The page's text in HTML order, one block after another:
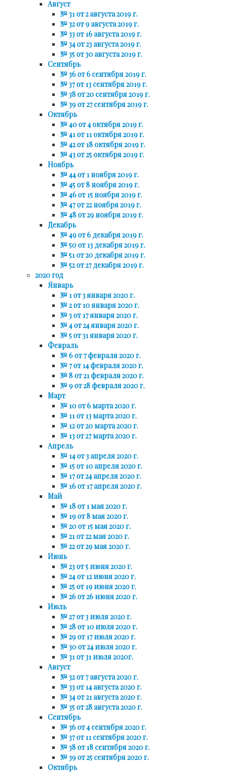
Август
№ 31 от 2 августа 2019 г.
№ 32 от 9 августа 2019 г.
№ 33 от 16 августа 2019 г.
№ 34 от 23 августа 2019 г.
№ 35 от 30 августа 2019 г.
Сентябрь
№ 36 от 6 сентября 2019 г.
№ 37 от 13 сентября 2019 г.
№ 38 от 20 сентября 2019 г.
№ 39 от 27 сентября 2019 г.
Октябрь
№ 40 от 4 октября 2019 г.
№ 41 от 11 октября 2019 г.
№ 42 от 18 октября 2019 г.
№ 43 от 25 октября 2019 г.
Ноябрь
№ 44 от 1 ноября 2019 г.
№ 45 от 8 ноября 2019 г.
№ 46 от 15 ноября 2019 г.
№ 47 от 22 ноября 2019 г.
№ 48 от 29 ноября 2019 г.
Декабрь
№ 49 от 6 декабря 2019 г.
№ 50 от 13 декабря 2019 г.
№ 51 от 20 декабря 2019 г.
№ 52 от 27 декабря 2019 г.
2020 год
Январь
№ 1 от 3 января 2020 г.
№ 2 от 10 января 2020 г.
№ 3 от 17 января 2020 г.
№ 4 от 24 января 2020 г.
№ 5 от 31 января 2020 г.
Февраль
№ 6 от 7 февраля 2020 г.
№ 7 от 14 февраля 2020 г.
№ 8 от 21 февраля 2020 г.
№ 9 от 28 февраля 2020 г.
Март
№ 10 от 6 марта 2020 г.
№ 11 от 13 марта 2020 г.
№ 12 от 20 марта 2020 г.
№ 13 от 27 марта 2020 г.
Апрель
№ 14 от 3 апреля 2020 г.
№ 15 от 10 апреля 2020 г.
№ 17 от 24 апреля 2020 г.
№ 16 от 17 апреля 2020 г.
Май
№ 18 от 1 мая 2020 г.
№ 19 от 8 мая 2020 г.
№ 20 от 15 мая 2020 г.
№ 21 от 22 мая 2020 г.
№ 22 от 29 мая 2020 г.
Июнь
№ 23 от 5 июня 2020 г.
№ 24 от 12 июня 2020 г.
№ 25 от 19 июня 2020 г.
№ 26 от 26 июня 2020 г.
Июль
№ 27 от 3 июля 2020 г.
№ 28 от 10 июля 2020 г.
№ 29 от 17 июля 2020 г.
№ 30 от 24 июля 2020 г.
№ 31 от 31 июля 2020г.
Август
№ 32 от 7 августа 2020 г.
№ 33 от 14 августа 2020 г.
№ 34 от 21 августа 2020 г.
№ 35 от 28 августа 2020 г.
Сентябрь
№ 36 от 4 сентября 2020 г.
№ 37 от 11 сентября 2020 г.
№ 38 от 18 сентября 2020 г.
№ 39 от 25 сентября 2020 г.
Октябрь